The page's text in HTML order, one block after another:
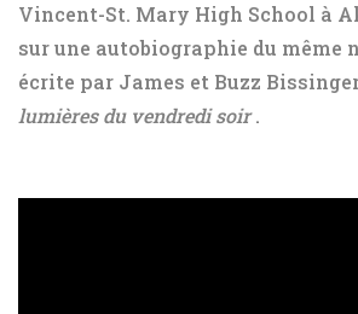
Vincent-St. Mary High School à
sur une autobiographie du même
écrite par James et Buzz
lumières du vendredi soir.